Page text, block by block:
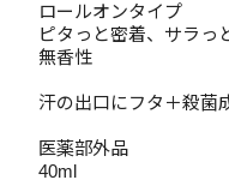
ロールオンタイプ
ピタっと密着、サラっ
無香性
汗の出口にフタ＋殺菌
医薬部外品
40ml